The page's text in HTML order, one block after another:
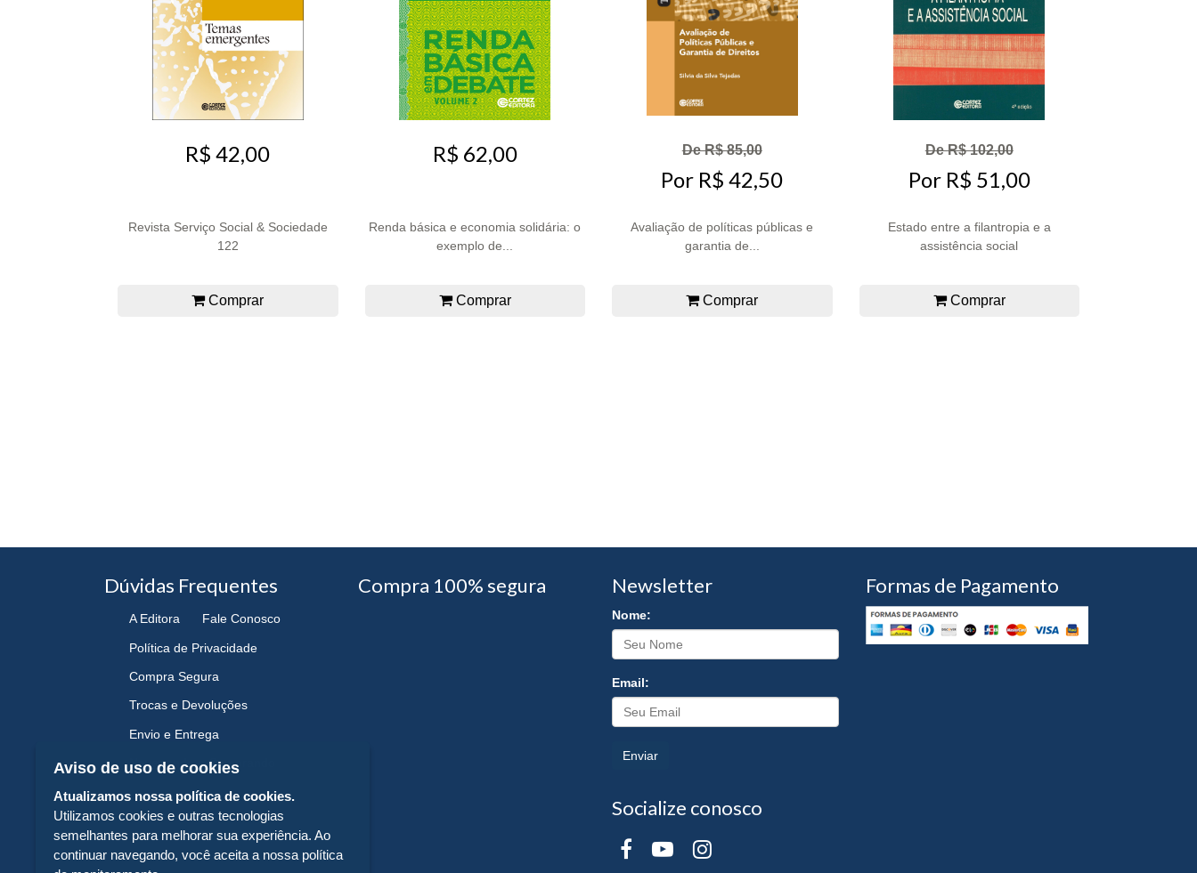
R$ 42,00
Revista Serviço Social & Sociedade
122
Comprar
R$ 62,00
Renda básica e economia solidária: o
exemplo de...
Comprar
De R$ 85,00
Por R$ 42,50
Avaliação de políticas públicas e
garantia de...
Comprar
De R$ 102,00
Por R$ 51,00
Estado entre a filantropia e a
assistência social
Comprar
Dúvidas Frequentes
A Editora Fale Conosco
Política de Privacidade
Compra Segura
Trocas e Devoluções
Envio e Entrega
Navegando e Comprando
Compra 100% segura Newsletter
Nome:
Email:
Enviar
Socialize conosco
Formas de Pagamento
Aviso de uso de cookies
Atualizamos nossa política de cookies.
Utilizamos cookies e outras tecnologias
semelhantes para melhorar sua experiência. Ao
continuar navegando, você aceita a nossa política